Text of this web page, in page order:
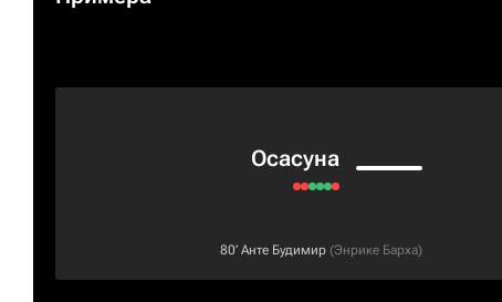
Осасуна
80‎’‎ Анте Будимир (Энрике Барха)